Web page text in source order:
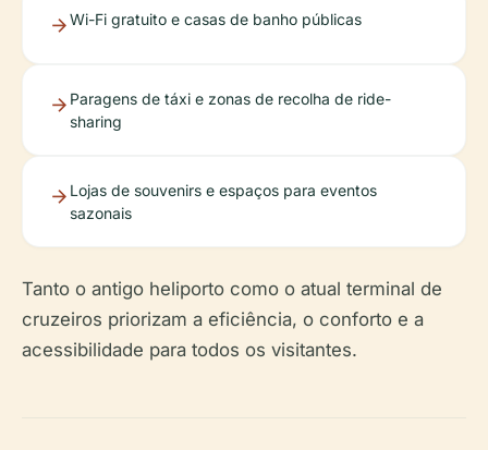
Wi-Fi gratuito e casas de banho públicas
Paragens de táxi e zonas de recolha de ride-
sharing
Lojas de souvenirs e espaços para eventos
sazonais
Tanto o antigo heliporto como o atual terminal de
cruzeiros priorizam a eficiência, o conforto e a
acessibilidade para todos os visitantes.